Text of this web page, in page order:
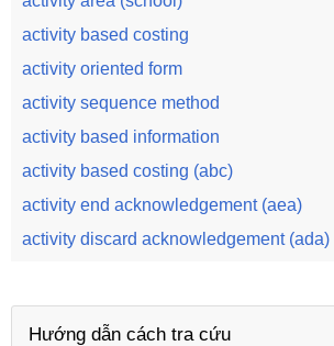
activity based costing
activity oriented form
activity sequence method
activity based information
activity based costing (abc)
activity end acknowledgement (aea)
activity discard acknowledgement (ada)
Hướng dẫn cách tra cứu